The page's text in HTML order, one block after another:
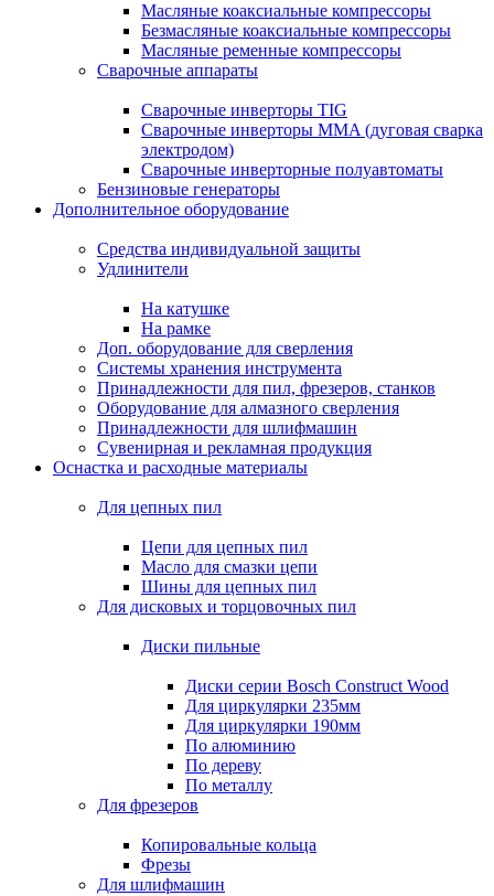
Масляные коаксиальные компрессоры
Безмасляные коаксиальные компрессоры
Масляные ременные компрессоры
Сварочные аппараты
Сварочные инверторы TIG
Сварочные инверторы MMA (дуговая сварка
электродом)
Сварочные инверторные полуавтоматы
Бензиновые генераторы
Дополнительное оборудование
Средства индивидуальной защиты
Удлинители
На катушке
На рамке
Доп. оборудование для сверления
Системы хранения инструмента
Принадлежности для пил, фрезеров, станков
Оборудование для алмазного сверления
Принадлежности для шлифмашин
Сувенирная и рекламная продукция
Оснастка и расходные материалы
Для цепных пил
Цепи для цепных пил
Масло для смазки цепи
Шины для цепных пил
Для дисковых и торцовочных пил
Диски пильные
Диски серии Bosch Construct Wood
Для циркулярки 235мм
Для циркулярки 190мм
По алюминию
По дереву
По металлу
Для фрезеров
Копировальные кольца
Фрезы
Для шлифмашин